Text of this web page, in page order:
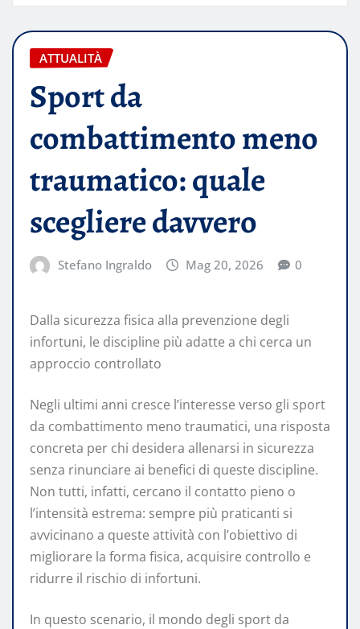
ATTUALITÀ
Sport da
combattimento meno
traumatico: quale
scegliere davvero
Stefano Ingraldo Mag 20, 2026 0
Dalla sicurezza fisica alla prevenzione degli
infortuni, le discipline più adatte a chi cerca un
approccio controllato
Negli ultimi anni cresce l’interesse verso gli sport
da combattimento meno traumatici, una risposta
concreta per chi desidera allenarsi in sicurezza
senza rinunciare ai benefici di queste discipline.
Non tutti, infatti, cercano il contatto pieno o
l’intensità estrema: sempre più praticanti si
avvicinano a queste attività con l’obiettivo di
migliorare la forma fisica, acquisire controllo e
ridurre il rischio di infortuni.
In questo scenario, il mondo degli sport da